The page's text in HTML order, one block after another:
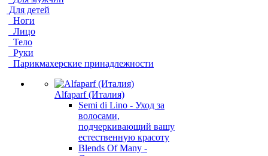
Для детей
Ноги
Лицо
Тело
Руки
Парикмахерские принадлежности
Alfaparf (Италия)
Semi di Lino - Уход за
волосами,
подчеркивающий вашу
естественную красоту
Blends Of Many -